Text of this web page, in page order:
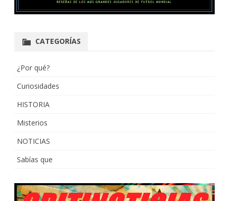
CATEGORÍAS
¿Por qué?
Curiosidades
HISTORIA
Misterios
NOTICIAS
Sabías que